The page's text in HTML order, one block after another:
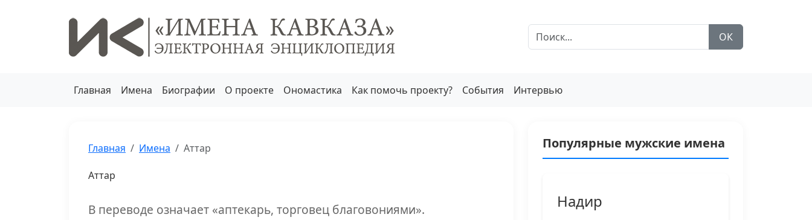
ОК
Главная Имена Биографии О проекте Ономастика Как помочь проекту? События Интервью
Главная Имена Аттар
Аттар
В переводе означает «аптекарь, торговец благовониями».
Популярные мужские имена
Надир